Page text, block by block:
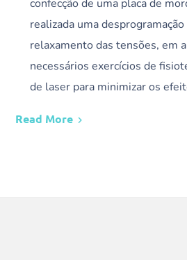
confecção de uma placa de
realizada uma
relaxamento das tensões, em
necessários exercícios de
de laser para minimizar os
Read More